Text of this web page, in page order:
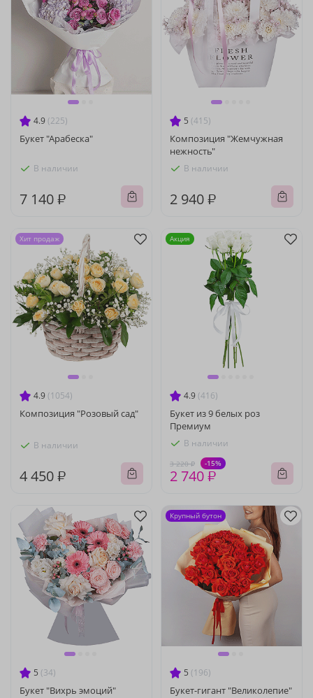
4.9 (225)
Букет "Арабеска"
В наличии
7 140 ₽
5 (415)
Композиция "Жемчужная
нежность"
В наличии
2 940 ₽
4.9 (1054)
Композиция "Розовый сад"
В наличии
4 450 ₽
Хит продаж
4.9 (416)
Букет из 9 белых роз
Премиум
В наличии
3 220 ₽ -15%
2 740 ₽
Акция
5 (34)
Букет "Вихрь эмоций"
5 (196)
Букет-гигант "Великолепие"
Крупный бутон